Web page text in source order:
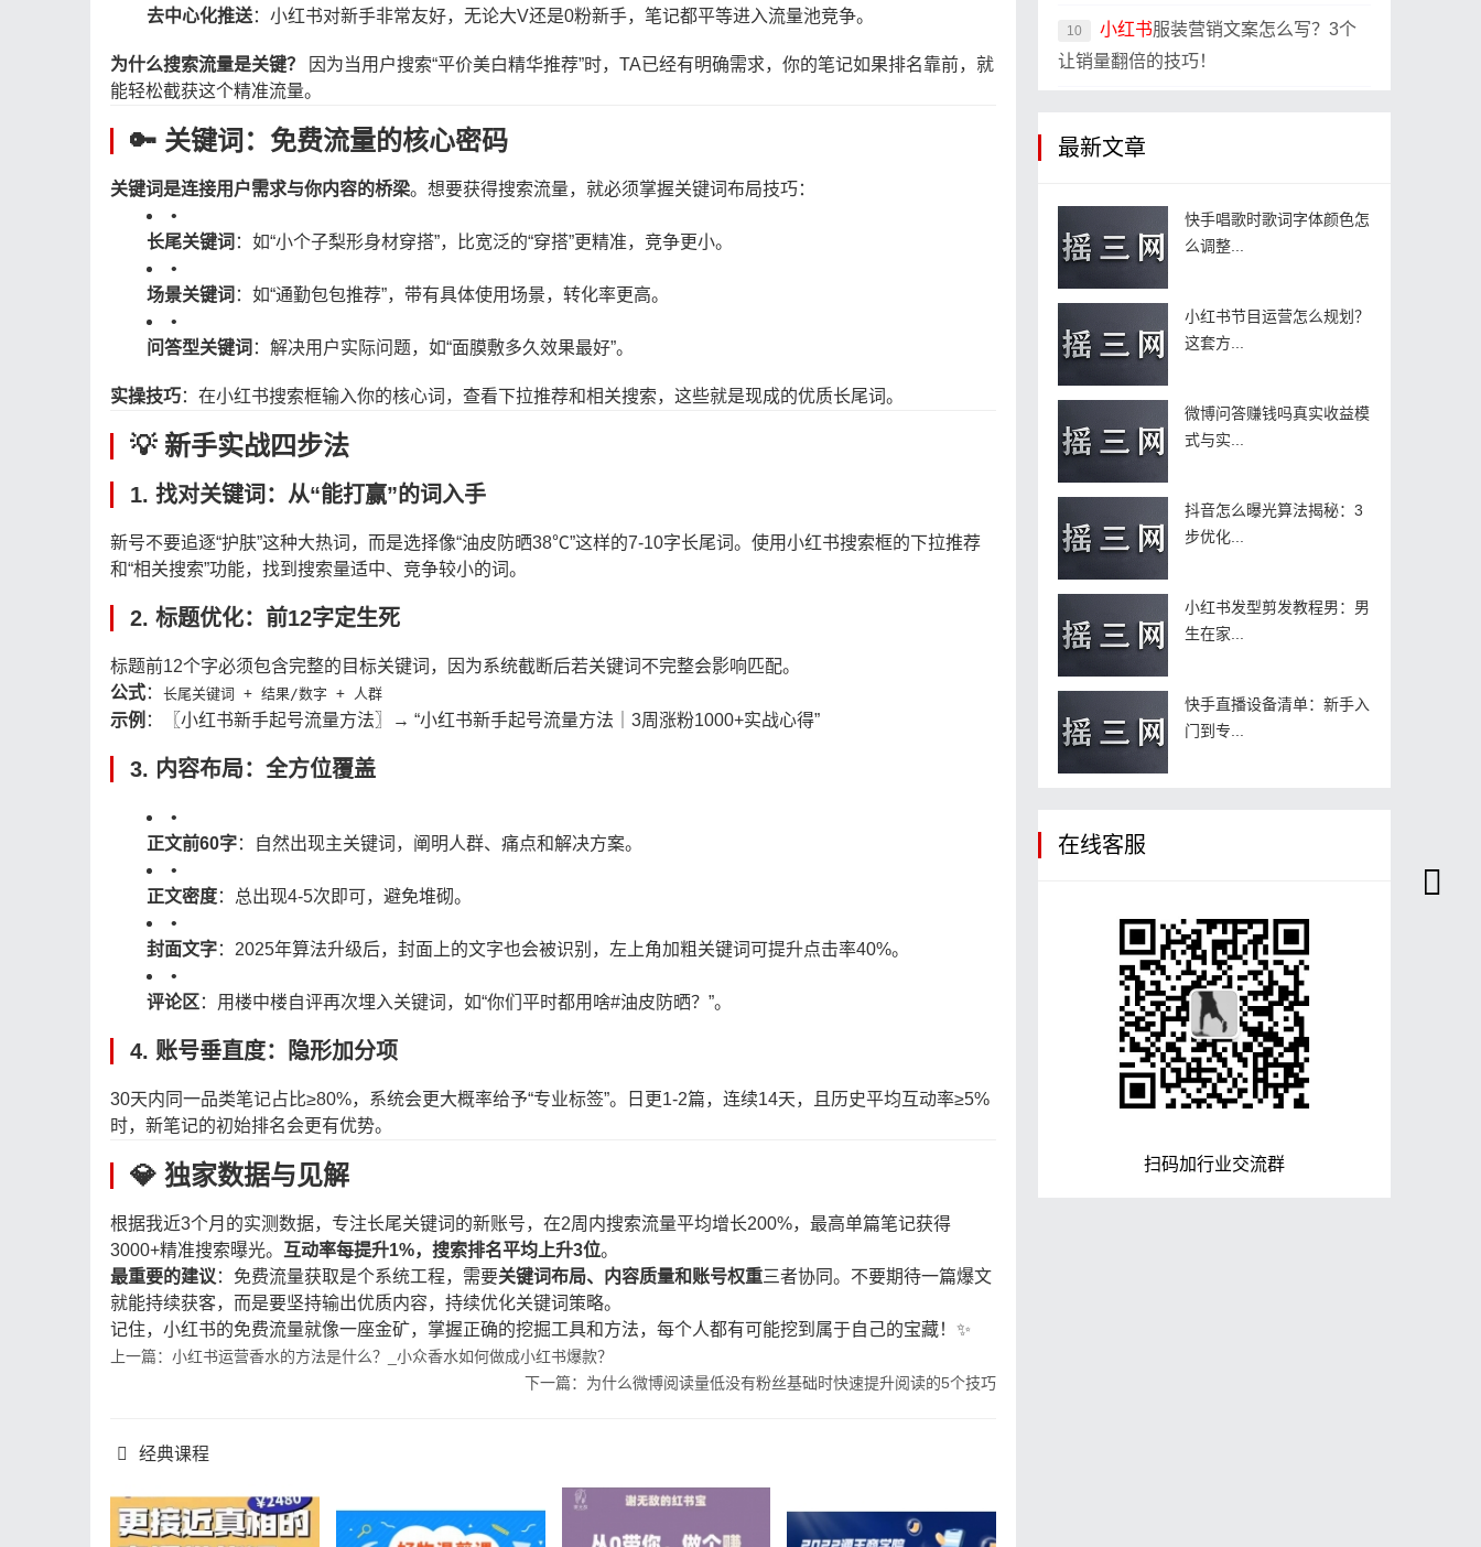
去中心化推送：小红书对新手非常友好，无论大V还是0粉新手，笔记都平等进入流量池竞争。
为什么搜索流量是关键？
​ 因为当用户搜索“平价美白精华推荐”时，TA已经有明确需求，你的笔记如果排名靠前，就
能轻松截获这个精准流量。
🔑 关键词：免费流量的核心密码
关键词是连接用户需求与你内容的桥梁。想要获得搜索流量，就必须掌握关键词布局技巧：
•
长尾关键词 ：如“小个子梨形身材穿搭”，比宽泛的“穿搭”更精准，竞争更小。
•
场景关键词 ：如“通勤包包推荐”，带有具体使用场景，转化率更高。
•
问答型关键词 ：解决用户实际问题，如“面膜敷多久效果最好”。
实操技巧：在小红书搜索框输入你的核心词，查看下拉推荐和相关搜索，这些就是现成的优质长尾词。
💡 新手实战四步法
1. 找对关键词：从“能打赢”的词入手
新号不要追逐“护肤”这种大热词，而是选择像“油皮防晒38℃”这样的7-10字长尾词。使用小红书搜索框的下拉推荐
和“相关搜索”功能，找到搜索量适中、竞争较小的词。
2. 标题优化：前12字定生死
标题前12个字必须包含完整的目标关键词，因为系统截断后若关键词不完整会影响匹配。
公式： 长尾关键词 + 结果/数字 + 人群
示例 ：〖小红书新手起号流量方法〗→ “小红书新手起号流量方法｜3周涨粉1000+实战心得”
3. 内容布局：全方位覆盖
•
正文前60字：自然出现主关键词，阐明人群、痛点和解决方案。
•
正文密度：总出现4-5次即可，避免堆砌。
•
封面文字：2025年算法升级后，封面上的文字也会被识别，左上角加粗关键词可提升点击率40%。
•
评论区 ：用楼中楼自评再次埋入关键词，如“你们平时都用啥#油皮防晒？”。
4. 账号垂直度：隐形加分项
30天内同一品类笔记占比≥80%，系统会更大概率给予“专业标签”。日更1-2篇，连续14天，且历史平均互动率≥5%
时，新笔记的初始排名会更有优势。
💎 独家数据与见解
根据我近3个月的实测数据，专注长尾关键词的新账号，在2周内搜索流量平均增长200%，最高单篇笔记获得
3000+精准搜索曝光。
互动率每提升1%，搜索排名平均上升3位。
最重要的建议 ：免费流量获取是个系统工程，需要关键词布局、内容质量和账号权重三者协同。不要期待一篇爆文
就能持续获客，而是要坚持输出优质内容，持续优化关键词策略。
记住，小红书的免费流量就像一座金矿，掌握正确的挖掘工具和方法，每个人都有可能挖到属于自己的宝藏！✨
上一篇：小红书运营香水的方法是什么？_小众香水如何做成小红书爆款？
下一篇：为什么微博阅读量低没有粉丝基础时快速提升阅读的5个技巧
经典课程
10 小红书服装营销文案怎么写？3个
让销量翻倍的技巧！
最新文章
快手唱歌时歌词字体颜色怎
么调整...
小红书节目运营怎么规划？
这套方...
微博问答赚钱吗真实收益模
式与实...
抖音怎么曝光算法揭秘：3
步优化...
小红书发型剪发教程男：男
生在家...
快手直播设备清单：新手入
门到专...
在线客服
扫码加行业交流群